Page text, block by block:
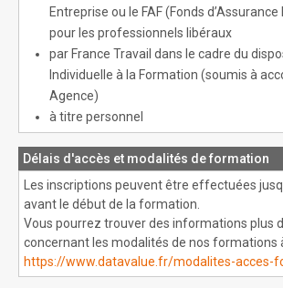
Entreprise ou le FAF (Fonds
pour les professionnels libéraux
par France Travail dans le cadre du
Individuelle à la Formation (soumis à
Agence)
à titre personnel
Délais d'accès et modalités de formation
Les inscriptions peuvent être effectuées
avant le début de la formation.
Vous pourrez trouver des informations plus
concernant les modalités de nos formations
https://www.datavalue.fr/modalites-acces-